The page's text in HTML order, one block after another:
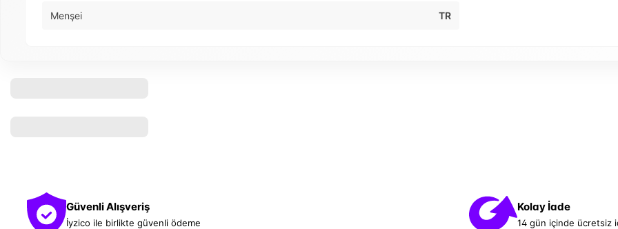
Menşei TR
Güvenli Alışveriş
İyzico ile birlikte güvenli ödeme
Kolay İade
14 gün içinde ücretsiz